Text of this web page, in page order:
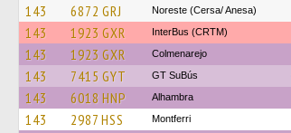
143 6872 GRJ Noreste (Cersa/ Anesa)
143 1923 GXR InterBus (CRTM)
143 1923 GXR Colmenarejo
143 7415 GYT GT SuBús
143 6018 HNP Alhambra
143 2987 HSS Montferri